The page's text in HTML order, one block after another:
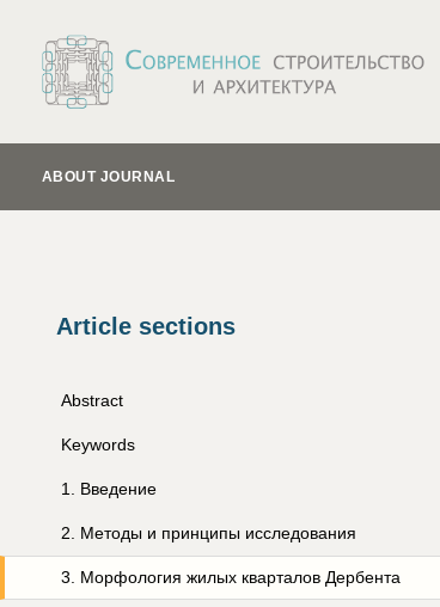
ABOUT JOURNAL
Article sections
Abstract
Keywords
1 Введение
2 Методы и принципы исследования
3 Морфология жилых кварталов Дербента